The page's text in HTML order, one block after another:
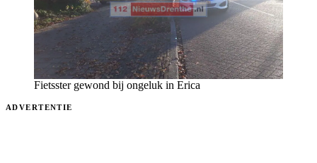
Fietsster gewond bij ongeluk in Erica
ADVERTENTIE